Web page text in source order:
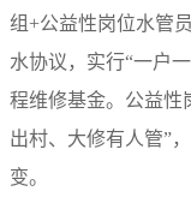
组+公益性岗位水管
水协议，实行“一户
程维修基金。公益性
出村、大修有人管”
变。